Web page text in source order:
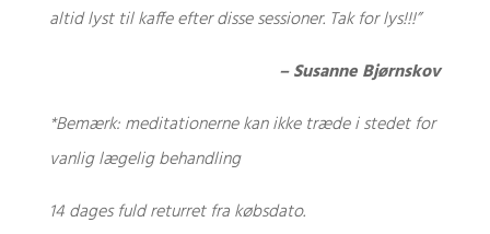
altid lyst til kaffe efter disse sessioner. Tak for lys!!!”
– Susanne Bjørnskov
*Bemærk: meditationerne kan ikke træde i stedet for
vanlig lægelig behandling
14 dages fuld returret fra købsdato.